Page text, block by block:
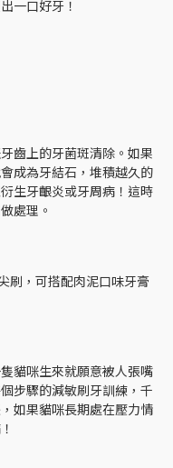
一口好牙！
齒上的牙菌斑清除。如果
成為牙結石，堆積越久的
生牙齦炎或牙周病！這時
處理。
刷，可搭配肉泥口味牙膏
貓咪生來就願意被人張嘴
步驟的減敏刷牙訓練，千
如果貓咪長期處在壓力情